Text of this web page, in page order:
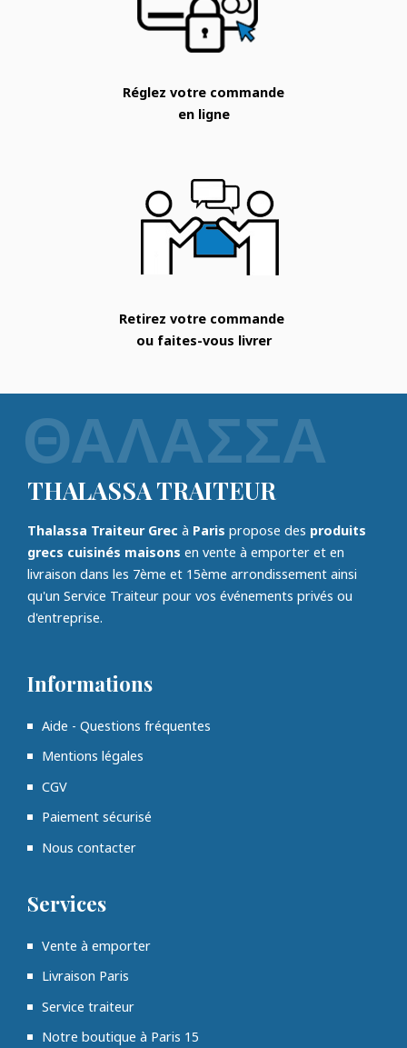
Réglez votre commande
en ligne
Retirez votre commande
ou faites-vous livrer
THALASSA TRAITEUR
Thalassa Traiteur Grec à Paris propose des produits
grecs cuisinés maisons en vente à emporter et en
livraison dans les 7ème et 15ème arrondissement ainsi
qu'un Service Traiteur pour vos événements privés ou
d'entreprise.
Informations
Aide - Questions fréquentes
Mentions légales
CGV
Paiement sécurisé
Nous contacter
Services
Vente à emporter
Livraison Paris
Service traiteur
Notre boutique à Paris 15